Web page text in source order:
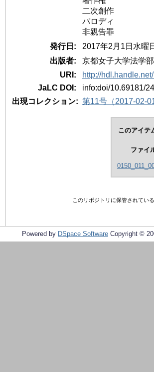
二次創作
パロディ
非親告罪
発行日:
2017年2月1日水曜
出版者:
京都女子大学法学部
URI:
http://
JaLC DOI:
info:doi/10.69181/
出現コレクション: 第11号（2017-02-
このアイテ
ファイ
このリポジトリに保管されてい
Powered by DSpace Software Copyright ©